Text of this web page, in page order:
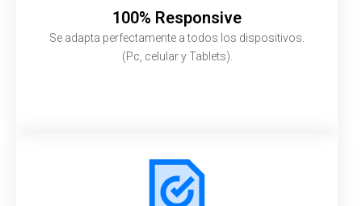
100% Responsive
Se adapta perfectamente a todos los dispositivos.
(Pc, celular y Tablets).